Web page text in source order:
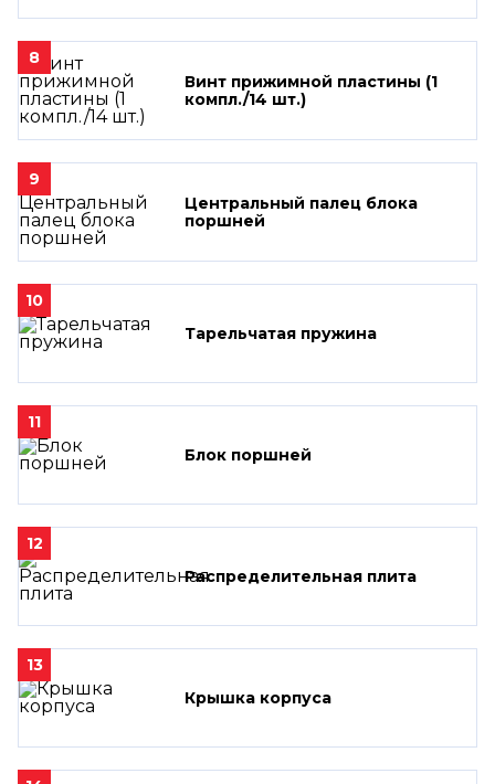
8
Винт прижимной пластины (1
компл./14 шт.)
9
Центральный палец блока
поршней
10
Тарельчатая пружина
11
Блок поршней
12
Распределительная плита
13
Крышка корпуса